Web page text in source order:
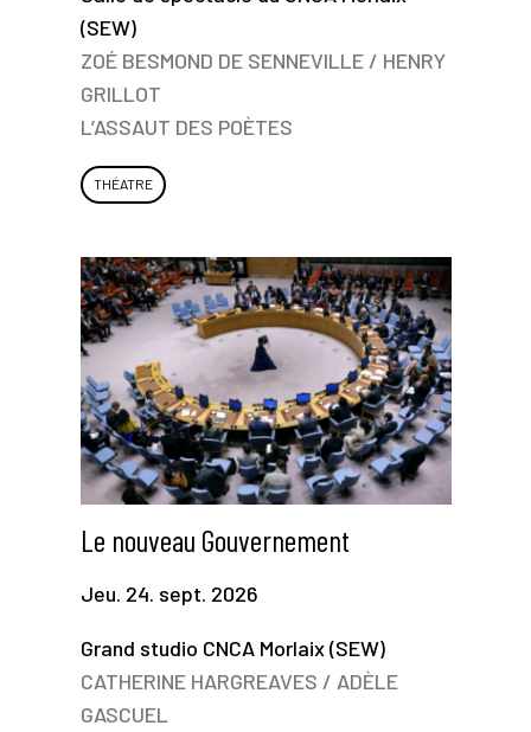
(SEW)
ZOÉ BESMOND DE SENNEVILLE / HENRY
GRILLOT
L’ASSAUT DES POÈTES
THÉATRE
Le nouveau Gouvernement
Jeu. 24. sept. 2026
Grand studio CNCA Morlaix (SEW)
CATHERINE HARGREAVES / ADÈLE
GASCUEL